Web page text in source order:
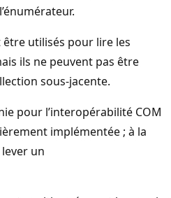
utilisés pour lire les
ils ne peuvent pas être
sous-jacente.
pour l’interopérabilité COM
implémentée ; à la
un